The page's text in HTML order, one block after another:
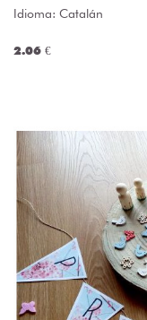
Idioma: Catalán
2.06 €